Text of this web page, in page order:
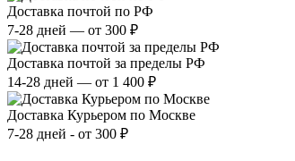
Доставка почтой по РФ
7-28 дней — от 300 ₽
Доставка почтой за пределы РФ
14-28 дней — от 1 400 ₽
Доставка Курьером по Москве
7-28 дней - от 300 ₽